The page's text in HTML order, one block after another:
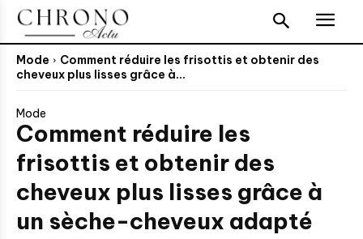
Mode
Comment réduire les frisottis et obtenir des
cheveux plus lisses grâce à...
Mode
Comment réduire les
frisottis et obtenir des
cheveux plus lisses grâce à
un sèche-cheveux adapté